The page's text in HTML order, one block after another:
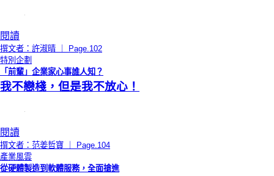
閱讀
撰文者：許淑晴 ｜ Page.102
特別企劃
「前輩」企業家心事誰人知？
我不戀棧，但是我不放心！
閱讀
撰文者：范姜哲寶 ｜ Page.104
產業風雲
從硬體製造到軟體服務，全面搶進